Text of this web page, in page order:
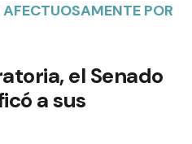
POR
el Senado
a sus